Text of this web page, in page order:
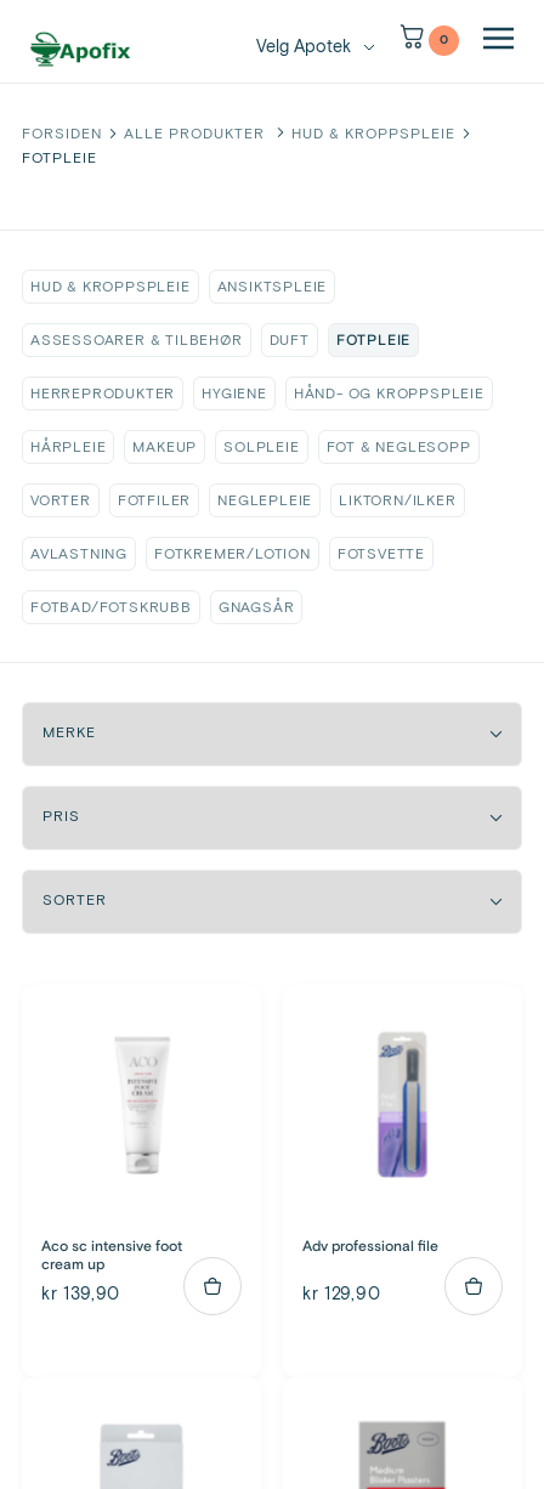
Velg Apotek 0
FORSIDEN ALLE PRODUKTER
HUD & KROPPSPLEIE
FOTPLEIE
HUD & KROPPSPLEIE ANSIKTSPLEIE
ASSESSOARER & TILBEHØR DUFT FOTPLEIE
HERREPRODUKTER HYGIENE HÅND- OG KROPPSPLEIE
HÅRPLEIE MAKEUP SOLPLEIE FOT & NEGLESOPP
VORTER FOTFILER NEGLEPLEIE LIKTORN/ILKER
AVLASTNING FOTKREMER/LOTION FOTSVETTE
FOTBAD/FOTSKRUBB GNAGSÅR
Aco sc intensive foot
cream up
kr 139,90
Adv professional file
kr 129,90